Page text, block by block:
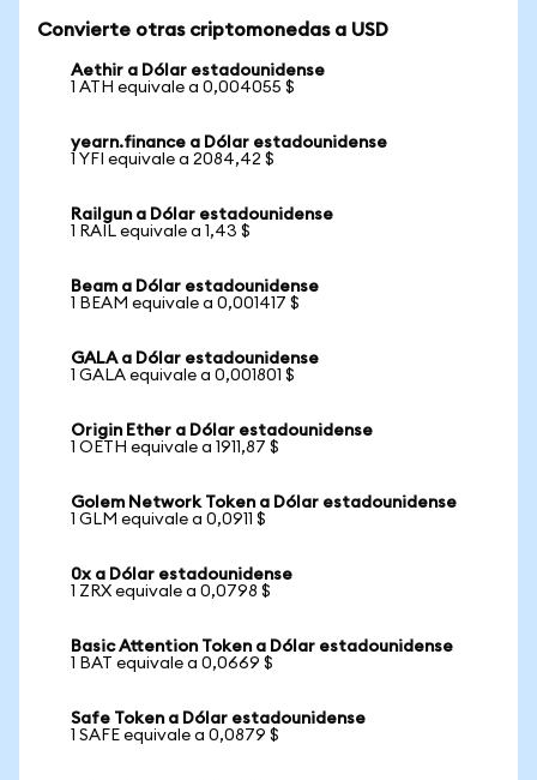
Convierte otras criptomonedas a USD
Aethir a Dólar estadounidense
1 ATH equivale a 0,004055 $
yearn.finance a Dólar estadounidense
1 YFI equivale a 2084,42 $
Railgun a Dólar estadounidense
1 RAIL equivale a 1,43 $
Beam a Dólar estadounidense
1 BEAM equivale a 0,001417 $
GALA a Dólar estadounidense
1 GALA equivale a 0,001801 $
Origin Ether a Dólar estadounidense
1 OETH equivale a 1911,87 $
Golem Network Token a Dólar estadounidense
1 GLM equivale a 0,0911 $
0x a Dólar estadounidense
1 ZRX equivale a 0,0798 $
Basic Attention Token a Dólar estadounidense
1 BAT equivale a 0,0669 $
Safe Token a Dólar estadounidense
1 SAFE equivale a 0,0879 $